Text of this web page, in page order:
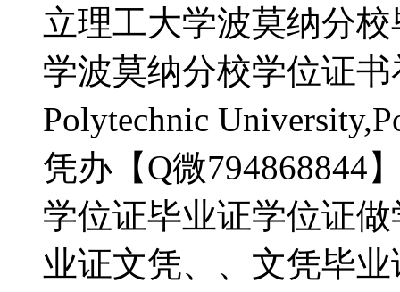
立理工大学波莫纳分
学波莫纳分校学位证书
Polytechnic
凭办【Q微794868844
学位证毕业证学位证
业证文凭、、文凭毕